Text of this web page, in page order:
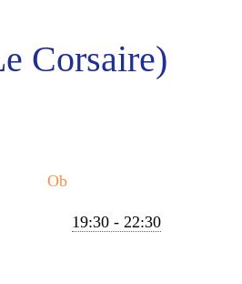
Corsaire)
Ob
19:30 - 22:30